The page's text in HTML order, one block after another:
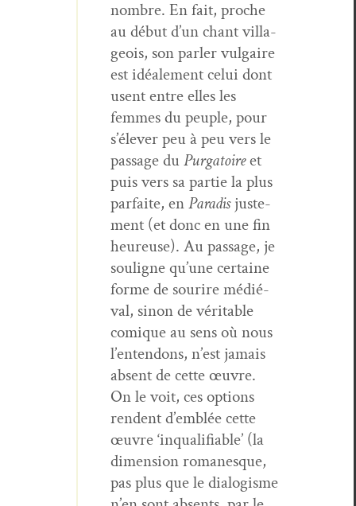
nom­bre. En fait, proche
au début d’un chant vil­la­
geois, son par­ler vul­gaire
est idéale­ment celui dont
usent entre elles les
femmes du peu­ple, pour
s’élever peu à peu vers le
pas­sage duPur­ga­toireet
puis vers sa par­tie la plus
par­faite, enPar­adisjuste­
ment (et donc en une fin
heureuse). Au pas­sage, je
souligne qu’une cer­taine
forme de sourire médié­
val, sinon de véri­ta­ble
comique au sens où nous
l’entendons, n’est jamais
absent de cette œuvre.
On le voit, ces options
ren­dent d’emblée cette
œuvre ‘inqual­i­fi­able’ (la
dimen­sion romanesque,
pas plus que le dial­o­gisme